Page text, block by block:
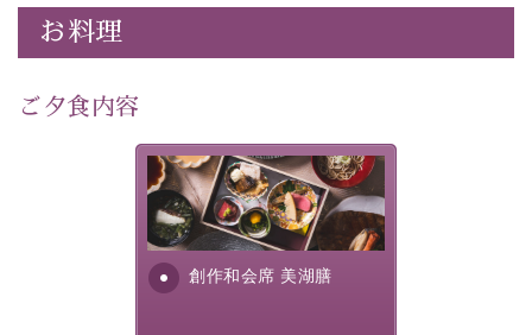
滞在いただけるよう
30項目以上からなる独自の衛生・消毒プログラムの基、
---------------------------------------------
■内容&特典■
40分無料
1人1,000円分の館内利用券（お飲み物やお土産などに
「千人風呂」で有名な 片倉館のご入浴券
クレンジング、化粧水、乳液
お料理
ご夕食内容
創作和会席 美湖膳
美湖膳とは諏訪の地で特別を
提供する為に料理長・神原 裕
明が考え出した創作和会席で
す。美しい諏訪湖の幸...